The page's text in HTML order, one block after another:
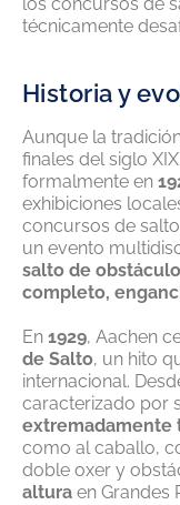
técnicamente
Historia y
Aunque la
finales del siglo
formalmente en
exhibiciones
concursos de
un evento
salto de
completo,
En 1929, Aachen
de Salto, un hito
internacional.
caracterizado por
extremadamente
como al caballo,
doble oxer y
altura en Grandes